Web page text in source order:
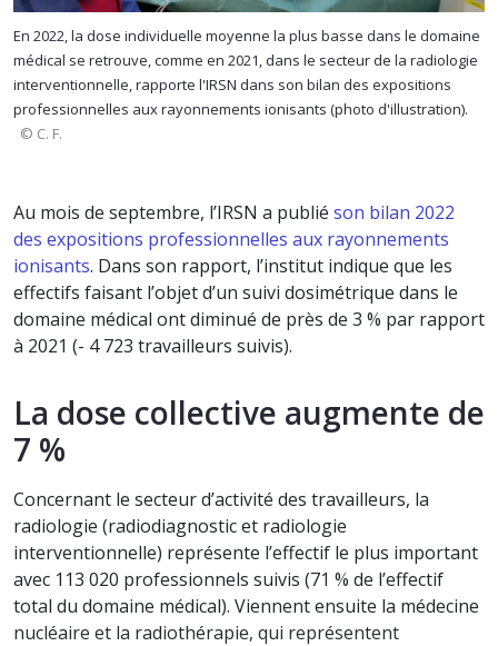
En 2022, la dose individuelle moyenne la plus basse dans le domaine
médical se retrouve, comme en 2021, dans le secteur de la radiologie
interventionnelle, rapporte l'IRSN dans son bilan des expositions
professionnelles aux rayonnements ionisants (photo d'illustration).
© C. F.
Au mois de septembre, l’IRSN a publié son bilan 2022
des expositions professionnelles aux rayonnements
ionisants. Dans son rapport, l’institut indique que les
effectifs faisant l’objet d’un suivi dosimétrique dans le
domaine médical ont diminué de près de 3 % par rapport
à 2021 (- 4 723 travailleurs suivis).
La dose collective augmente de
7 %
Concernant le secteur d’activité des travailleurs, la
radiologie (radiodiagnostic et radiologie
interventionnelle) représente l’effectif le plus important
avec 113 020 professionnels suivis (71 % de l’effectif
total du domaine médical). Viennent ensuite la médecine
nucléaire et la radiothérapie, qui représentent